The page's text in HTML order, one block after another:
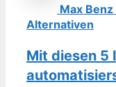
Max Benz
Alternativen
Mit diesen 5